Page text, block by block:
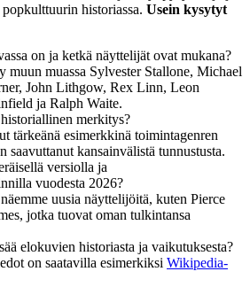
historiassa. Usein kysytyt
on ja ketkä näyttelijät ovat mukana?
muun muassa Sylvester Stallone, Michael
John Lithgow, Rex Linn, Leon
ja Ralph Waite.
merkitys?
tärkeänä esimerkkinä toimintagenren
saavuttanut kansainvälistä tunnustusta.
versiolla ja
vuodesta 2026?
uusia näyttelijöitä, kuten Pierce
jotka tuovat oman tulkintansa
elokuvien historiasta ja vaikutuksesta?
on saatavilla esimerkiksi Wikipedia-